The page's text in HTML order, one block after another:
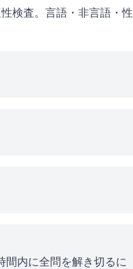
検査。言語・非言語・性
間内に全問を解き切るに